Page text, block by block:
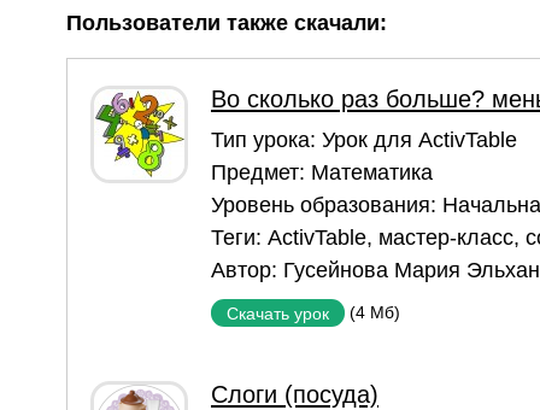
Пользователи также скачали:
Во сколько раз больше?
Тип урока: Урок для ActivTable
Предмет: Математика
Уровень образования:
Теги: ActivTable, мастер-класс,
Автор: Гусейнова Мария
Скачать урок (4 Мб)
Слоги (посуда)